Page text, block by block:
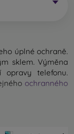
úplné ochraně.
sklem. Výměna
opravy telefonu.
ochranného
ale při pádu
Výběr